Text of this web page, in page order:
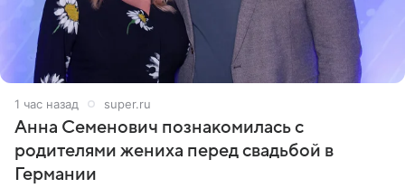
1 час назад super.ru
Анна Семенович познакомилась с
родителями жениха перед свадьбой в
Германии